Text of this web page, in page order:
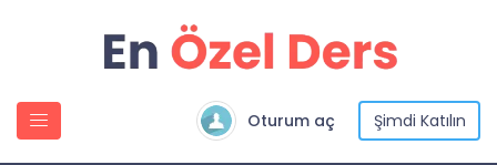
Oturum aç Şimdi Katılın